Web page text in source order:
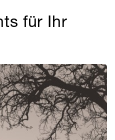
für Ihr